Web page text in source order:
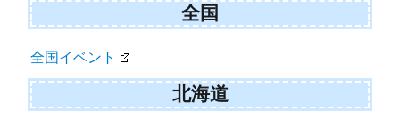
ョ
ン
全国
全国イベント
北海道